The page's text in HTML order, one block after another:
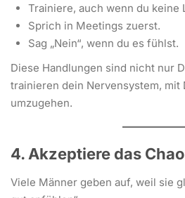
Trainiere, auch wenn du keine
Sprich in Meetings zuerst.
Sag „Nein“, wenn du es fühlst.
Diese Handlungen sind nicht nur
trainieren dein Nervensystem,
umzugehen.
4. Akzeptiere das
Viele Männer geben auf, weil sie